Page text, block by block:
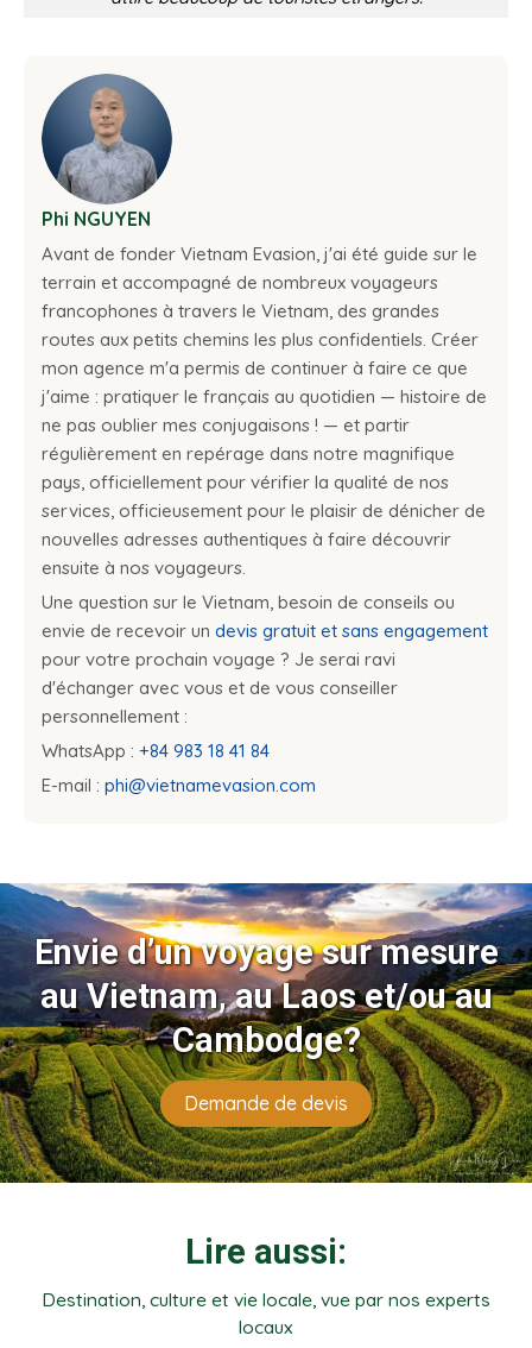
Phi NGUYEN
Avant de fonder Vietnam Evasion, j'ai été guide sur le
terrain et accompagné de nombreux voyageurs
francophones à travers le Vietnam, des grandes
routes aux petits chemins les plus confidentiels. Créer
mon agence m'a permis de continuer à faire ce que
j'aime : pratiquer le français au quotidien — histoire de
ne pas oublier mes conjugaisons ! — et partir
régulièrement en repérage dans notre magnifique
pays, officiellement pour vérifier la qualité de nos
services, officieusement pour le plaisir de dénicher de
nouvelles adresses authentiques à faire découvrir
ensuite à nos voyageurs.
Une question sur le Vietnam, besoin de conseils ou
envie de recevoir un devis gratuit et sans engagement
pour votre prochain voyage ? Je serai ravi
d'échanger avec vous et de vous conseiller
personnellement :
WhatsApp : +84 983 18 41 84
E-mail : phi@vietnamevasion.com
Envie d’un voyage sur mesure
au Vietnam, au Laos et/ou au
Cambodge?
Demande de devis
Lire aussi:
Destination, culture et vie locale, vue par nos experts
locaux